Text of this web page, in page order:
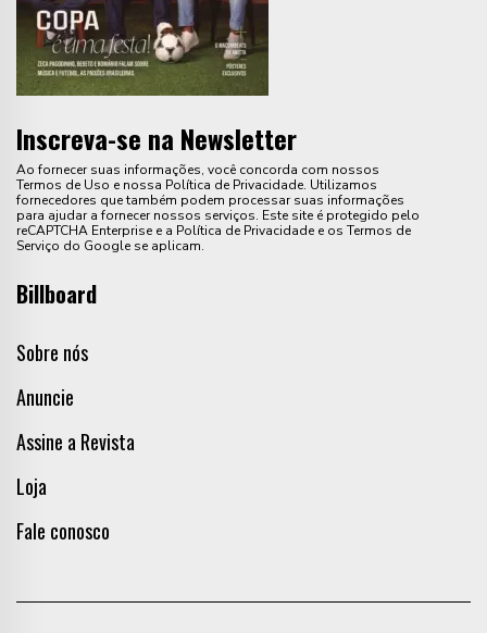
Inscreva-se na Newsletter
Ao fornecer suas informações, você concorda com nossos
Termos de Uso e nossa Política de Privacidade. Utilizamos
fornecedores que também podem processar suas informações
para ajudar a fornecer nossos serviços. Este site é protegido pelo
reCAPTCHA Enterprise e a Política de Privacidade e os Termos de
Serviço do Google se aplicam.
Billboard
Sobre nós
Anuncie
Assine a Revista
Loja
Fale conosco